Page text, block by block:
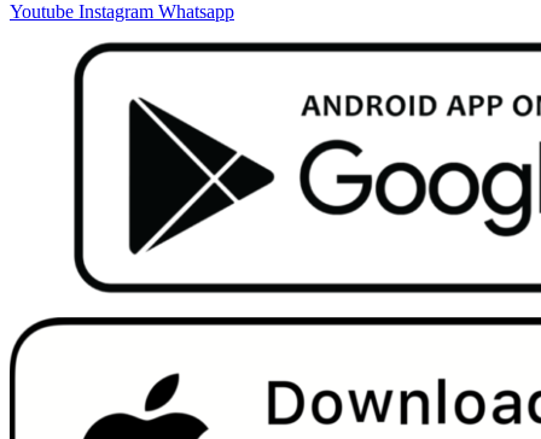
Youtube Instagram Whatsapp